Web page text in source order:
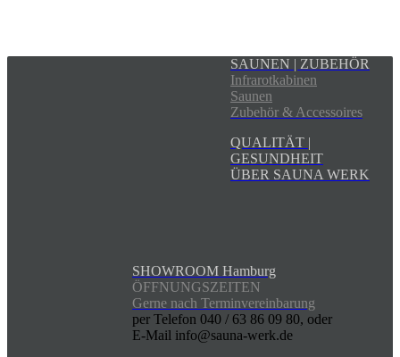
SAUNEN | ZUBEHÖR
Infrarotkabinen
Saunen
Zubehör & Accessoires
QUALITÄT |
GESUNDHEIT
ÜBER SAUNA WERK
SHOWROOM Hamburg
ÖFFNUNGSZEITEN
Gerne nach Terminvereinbarung
per Telefon 040 / 63 86 09 80, oder
E-Mail info@sauna-werk.de